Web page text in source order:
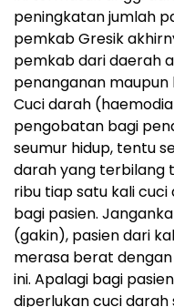
peningkatan jumlah
pemkab Gresik
pemkab dari daerah
penanganan maupun
Cuci darah
pengobatan bagi
seumur hidup, tentu
darah yang terbilang
ribu tiap satu kali
bagi pasien.
(gakin), pasien dari
merasa berat
ini. Apalagi bagi
diperlukan cuci darah